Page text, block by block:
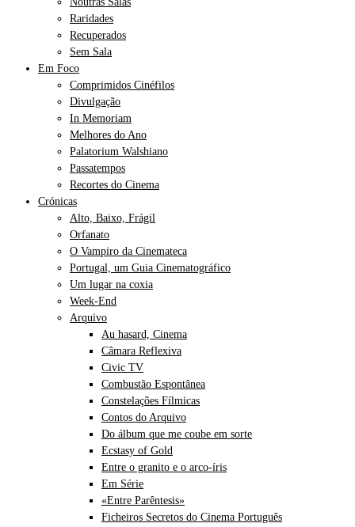
Raridades
Recuperados
Sem Sala
Em Foco
Comprimidos Cinéfilos
Divulgação
In Memoriam
Melhores do Ano
Palatorium Walshiano
Passatempos
Recortes do Cinema
Crónicas
Alto, Baixo, Frágil
Orfanato
O Vampiro da Cinemateca
Portugal, um Guia Cinematográfico
Um lugar na coxia
Week-End
Arquivo
Au hasard, Cinema
Câmara Reflexiva
Civic TV
Combustão Espontânea
Constelações Fílmicas
Contos do Arquivo
Do álbum que me coube em sorte
Ecstasy of Gold
Entre o granito e o arco-íris
Em Série
«Entre Parêntesis»
Ficheiros Secretos do Cinema Português